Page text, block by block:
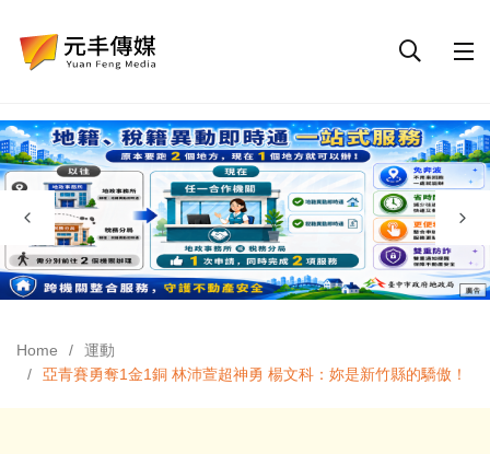
Home
運動
亞青賽勇奪1金1銅 林沛萱超神勇 楊文科：妳是新竹縣的驕傲！